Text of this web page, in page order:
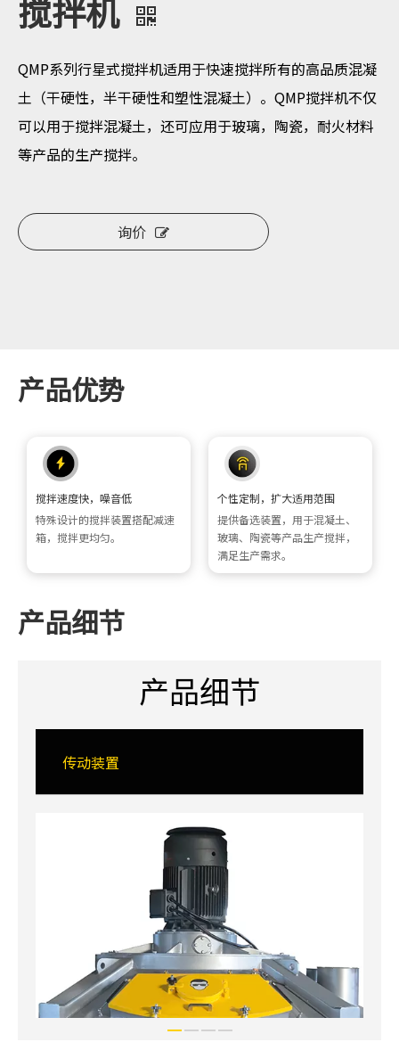
搅拌机
QMP系列行星式搅拌机适用于快速搅拌所有的高品质混凝
土（干硬性，半干硬性和塑性混凝土）。QMP搅拌机不仅
可以用于搅拌混凝土，还可应用于玻璃，陶瓷，耐火材料
等产品的生产搅拌。
询价
产品优势
搅拌速度快，噪音低
特殊设计的搅拌装置搭配减速
箱，搅拌更均匀。
个性定制，扩大适用范围
提供备选装置，用于混凝土、
玻璃、陶瓷等产品生产搅拌，
满足生产需求。
产品细节
产品细节
传动装置